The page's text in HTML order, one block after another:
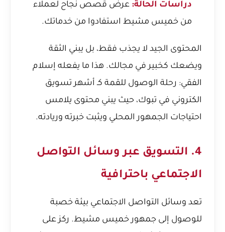
دراسات الحالة: عرض قصص نجاح لعملاء
من خميس مشيط استفادوا من خدماتك.
المحتوى الجيد لا يجذب فقط، بل يبني الثقة
ويضعك كخبير في مجالك. هذا ما يفعله إسلام
الفقي: رحلة الوصول للقمة كـ أشهر تسويق
الكتروني في تبوك، حيث يبني محتوى يلامس
احتياجات الجمهور المحلي ويثبت خبرته وريادته.
4. التسويق عبر وسائل التواصل
الاجتماعي باحترافية
تعد وسائل التواصل الاجتماعي بيئة خصبة
للوصول إلى جمهور خميس مشيط. ركز على